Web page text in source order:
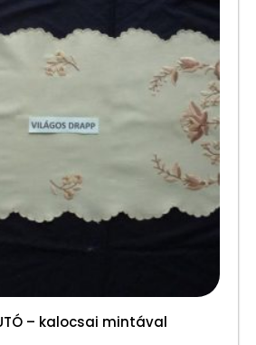
– kalocsai mintával